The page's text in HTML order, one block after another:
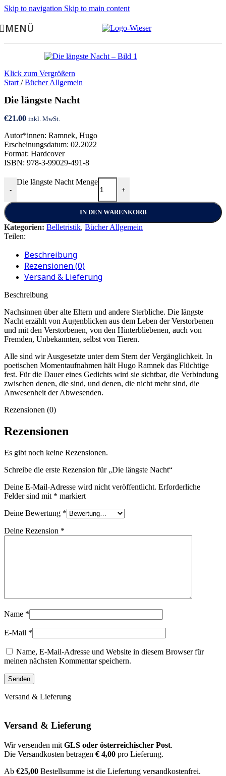
Skip to navigation Skip to main content
MENÜ
Klick zum Vergrößern
Start / Bücher Allgemein
Die längste Nacht
€21.00 inkl. MwSt.
Autor*innen: Ramnek, Hugo
Erscheinungsdatum: 02.2022
Format: Hardcover
ISBN: 978-3-99029-491-8
-
Die längste Nacht Menge
+
IN DEN WARENKORB
Kategorien: Belletristik, Bücher Allgemein
Teilen:
Beschreibung
Rezensionen (0)
Versand & Lieferung
Beschreibung
Nachsinnen über alte Eltern und andere Sterbliche. Die längste
Nacht erzählt von Augenblicken aus dem Leben der Verstorbenen
und mit den Verstorbenen, von den Hinterbliebenen, auch von
Fremden, Unbekannten, selbst von Tieren.
Alle sind wir Ausgesetzte unter dem Stern der Vergänglichkeit. In
poetischen Momentaufnahmen hält Hugo Ramnek das Flüchtige
fest. Für die Dauer eines Gedichts wird sie sichtbar, die Verbindung
zwischen denen, die sind, und denen, die nicht mehr sind, die
Anwesenheit der Abwesenden.
Rezensionen (0)
Rezensionen
Es gibt noch keine Rezensionen.
Schreibe die erste Rezension für „Die längste Nacht“
Deine E-Mail-Adresse wird nicht veröffentlicht. Erforderliche
Felder sind mit * markiert
Deine Bewertung *
Deine Rezension *
Name *
E-Mail *
Name, E-Mail-Adresse und Website in diesem Browser für
meinen nächsten Kommentar speichern.
Versand & Lieferung
Versand & Lieferung
Wir versenden mit GLS oder österreichischer Post.
Die Versandkosten betragen € 4,00 pro Lieferung.
Ab €25,00 Bestellsumme ist die Liefertung versandkostenfrei.